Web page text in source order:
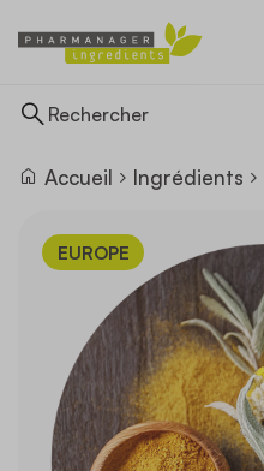
Nos filières
A propos
Actualités
Accueil Ingrédients
EUROPE